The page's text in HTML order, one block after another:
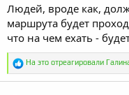
Людей, вроде как,
маршрута будет
что на чем ехать -
Р
а
На это отреагировали